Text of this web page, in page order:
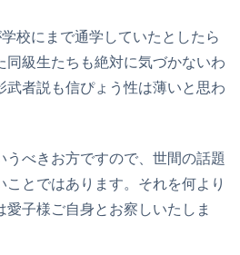
校にまで通学していたとしたら
同級生たちも絶対に気づかないわ
武者説も信ぴょう性は薄いと思わ
うべきお方ですので、世間の話題
ことではあります。それを何より
愛子様ご自身とお察しいたしま